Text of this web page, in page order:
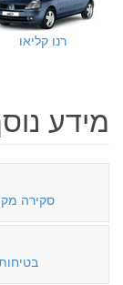
רנו קליאו
מידע
סקירה